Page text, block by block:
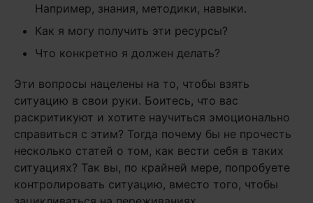
Например, знания, методики, навыки.
Как я могу получить эти ресурсы?
Что конкретно я должен делать?
Эти вопросы нацелены на то, чтобы взять
ситуацию в свои руки. Боитесь, что вас
раскритикуют и хотите научиться эмоционально
справиться с этим? Тогда почему бы не прочесть
несколько статей о том, как вести себя в таких
ситуациях? Так вы, по крайней мере, попробуете
контролировать ситуацию, вместо того, чтобы